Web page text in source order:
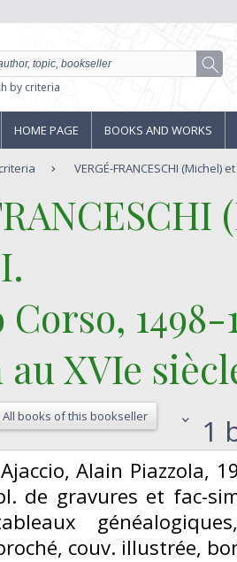
by criteria
HOME PAGE BOOKS AND WORKS
VERGÉ-FRANCESCHI (Michel)
XVIe
All books of this bookseller 1
Ajaccio, Alain Piazzola,
de gravures et fac-
couv. illustrée,